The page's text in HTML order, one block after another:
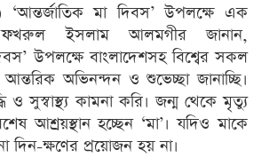
মা দিবস’ উপলক্ষে এক
ফখরুল ইসলাম আলমগীর জানান,
উপলক্ষে বাংলাদেশসহ বিশ্বের সকল
অভিনন্দন ও শুভেচ্ছা জানাচ্ছি।
ও সুস্বাস্থ্য কামনা করি। জন্ম থেকে মৃত্যু
আশ্রয়স্থান হচ্ছেন ‘মা’। যদিও মাকে
দিন-ক্ষণের প্রয়োজন হয় না।